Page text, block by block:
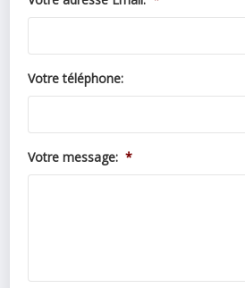
Votre téléphone:
Votre message: *